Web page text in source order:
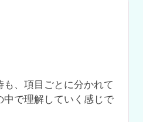
、項目ごとに分かれて
中で理解していく感じで